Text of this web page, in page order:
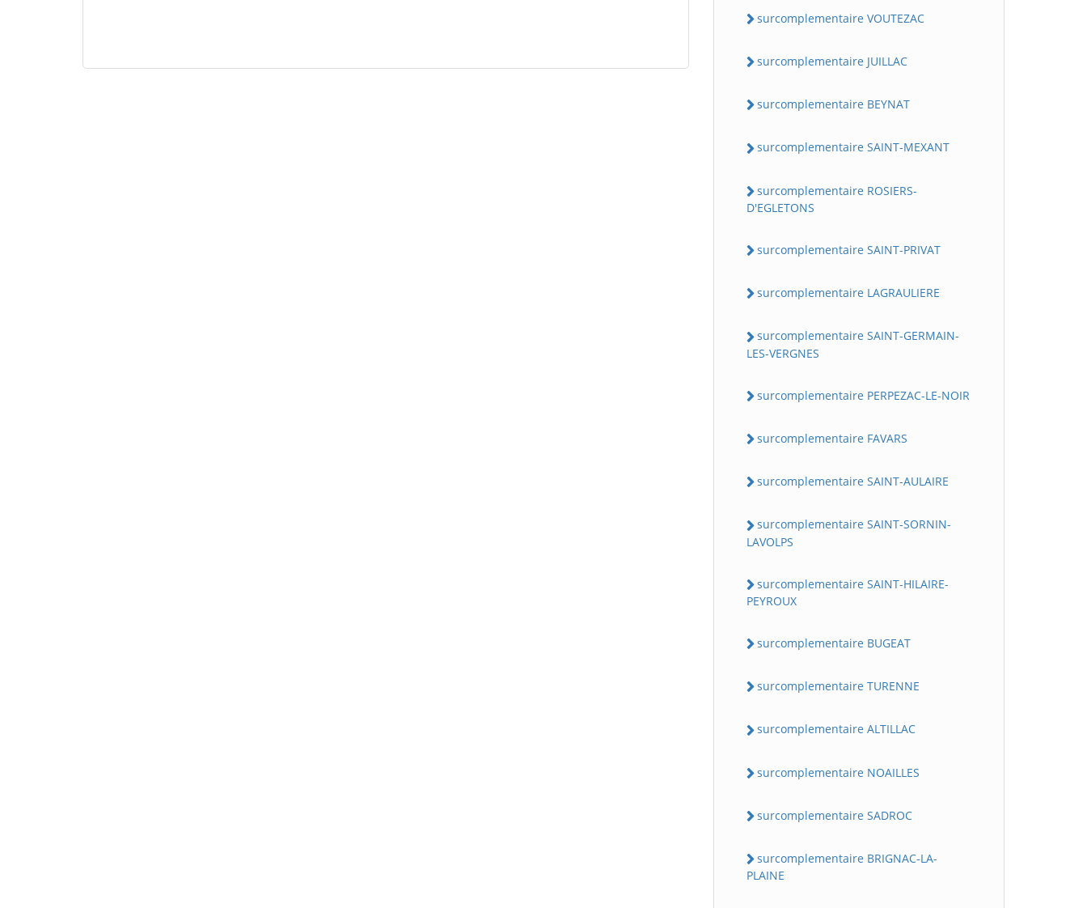
surcomplementaire VOUTEZAC
surcomplementaire JUILLAC
surcomplementaire BEYNAT
surcomplementaire SAINT-MEXANT
surcomplementaire ROSIERS-
D'EGLETONS
surcomplementaire SAINT-PRIVAT
surcomplementaire LAGRAULIERE
surcomplementaire SAINT-GERMAIN-
LES-VERGNES
surcomplementaire PERPEZAC-LE-NOIR
surcomplementaire FAVARS
surcomplementaire SAINT-AULAIRE
surcomplementaire SAINT-SORNIN-
LAVOLPS
surcomplementaire SAINT-HILAIRE-
PEYROUX
surcomplementaire BUGEAT
surcomplementaire TURENNE
surcomplementaire ALTILLAC
surcomplementaire NOAILLES
surcomplementaire SADROC
surcomplementaire BRIGNAC-LA-
PLAINE